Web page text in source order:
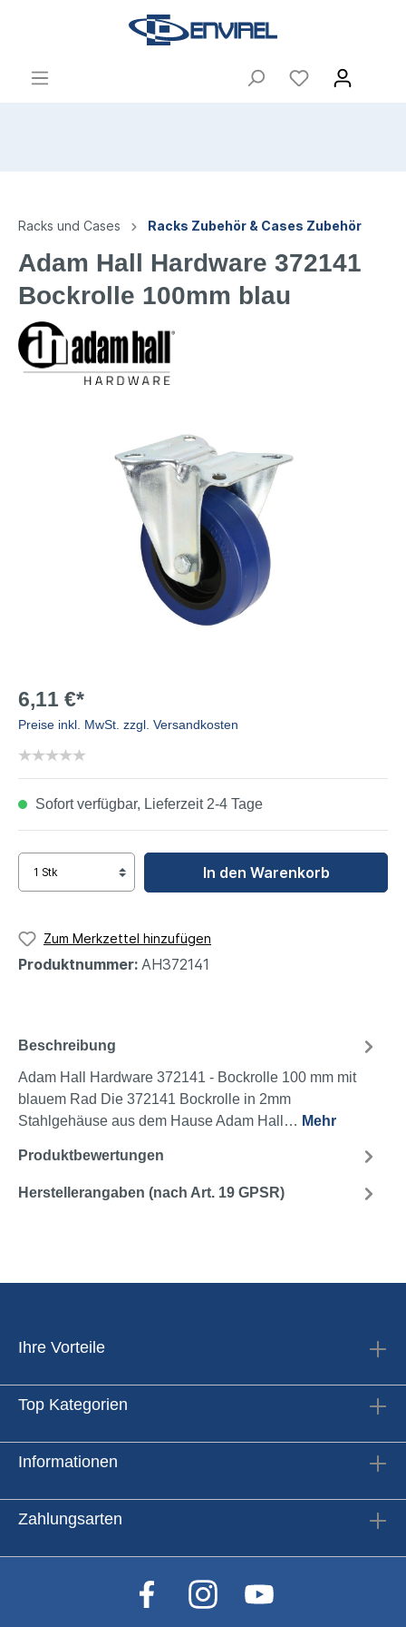
Racks und Cases Racks Zubehör & Cases Zubehör
Adam Hall Hardware 372141
Bockrolle 100mm blau
6,11 €*
Preise inkl. MwSt. zzgl. Versandkosten
Sofort verfügbar, Lieferzeit 2-4 Tage
In den Warenkorb
Zum Merkzettel hinzufügen
Produktnummer: AH372141
Beschreibung
Adam Hall Hardware 372141 - Bockrolle 100 mm mit
blauem Rad Die 372141 Bockrolle in 2mm
Stahlgehäuse aus dem Hause Adam Hall… Mehr
Produktbewertungen
Herstellerangaben (nach Art. 19 GPSR)
Ihre Vorteile
Top Kategorien
Informationen
Zahlungsarten